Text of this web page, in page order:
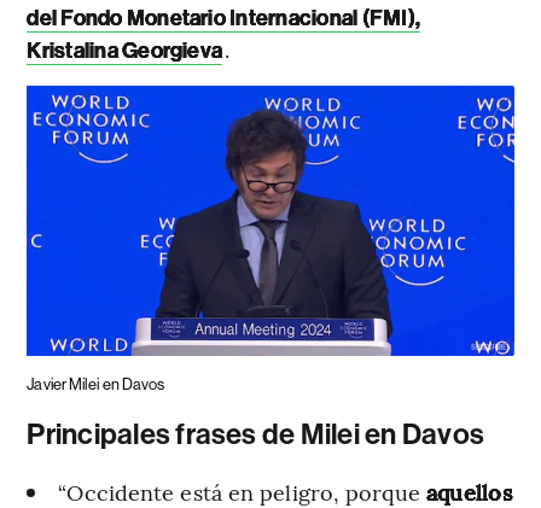
del Fondo Monetario Internacional (FMI),
Kristalina Georgieva.
Javier Milei en Davos
Principales frases de Milei en Davos
“Occidente está en peligro, porque aquellos